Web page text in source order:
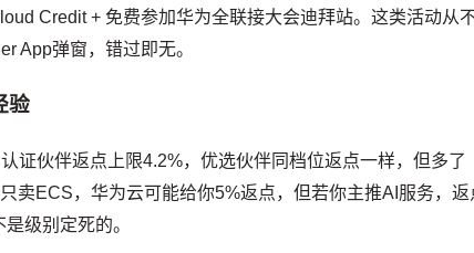
Credit + 免费参加华为全联接大会迪拜站。这类活动从
App弹窗，错过即无。
验
证伙伴返点上限4.2%，优选伙伴同档位返点一样，但多了
卖ECS，华为云可能给你5%返点，但若你主推AI服务，返
级别定死的。